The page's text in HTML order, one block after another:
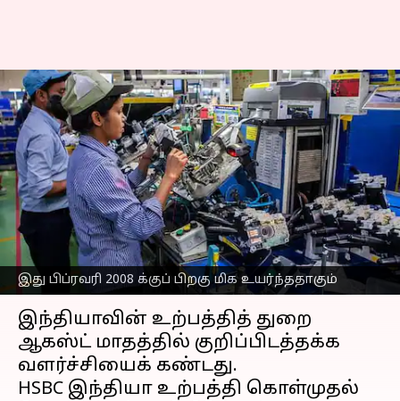
இது பிப்ரவரி 2008 க்குப் பிறகு மிக உயர்ந்ததாகும்
இந்தியாவின் உற்பத்தித்
துறை வளர்ச்சி ஆகஸ்ட்
மாதத்தில் 17
ஆண்டுகளில் இல்லாத
அளவுக்கு உயர்ந்துள்ளது
எழுதியவர் Venkatalakshmi V Sep 01, 2025 05:25 pm
செய்தி முன்னோட்டம்
இந்தியாவின் உற்பத்தித் துறை
ஆகஸ்ட் மாதத்தில் குறிப்பிடத்தக்க
வளர்ச்சியைக் கண்டது.
HSBC இந்தியா உற்பத்தி கொள்முதல்